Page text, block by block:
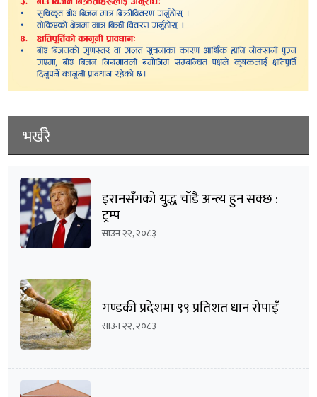
भर्खरै
इरानसँगको युद्ध चाँडै अन्त्य हुन सक्छ :
ट्रम्प
साउन २२, २०८३
गण्डकी प्रदेशमा ९९ प्रतिशत धान रोपाइँ
साउन २२, २०८३